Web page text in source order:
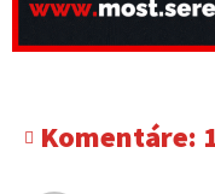
Komentáre: